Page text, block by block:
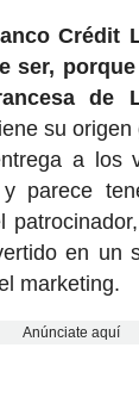
Crédit
ser,
de
su
a los
parece
en un
marketing.
Anúnciate aquí